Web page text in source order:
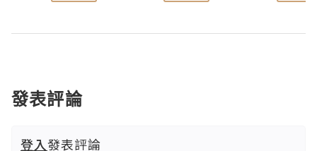
發表評論
登入發表評論